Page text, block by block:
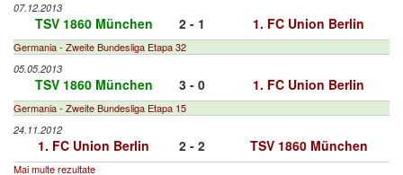
07.12.2013
TSV 1860 München 2 - 1 1. FC Union Berlin
Germania - Zweite Bundesliga Etapa 32
05.05.2013
TSV 1860 München 3 - 0 1. FC Union Berlin
Germania - Zweite Bundesliga Etapa 15
24.11.2012
1. FC Union Berlin 2 - 2 TSV 1860 München
Mai multe rezultate